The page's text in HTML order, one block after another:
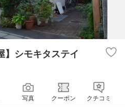
】シモキタステイ
写真 クーポン クチコミ